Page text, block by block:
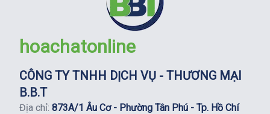
hoachatonline
CÔNG TY TNHH DỊCH VỤ - THƯƠNG MẠI
B.B.T
Địa chỉ: 873A/1 Âu Cơ - Phường Tân Phú - Tp. Hồ Chí